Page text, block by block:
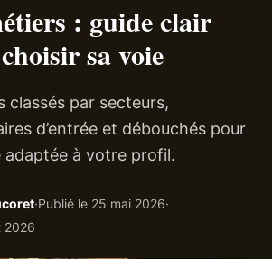
: guide clair
sa voie
classés par secteurs,
d’entrée et débouchés pour
adaptée à votre profil.
·Publié le 25 mai 2026·
2026